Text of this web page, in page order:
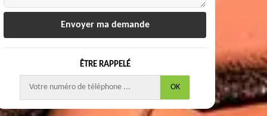
ÊTRE RAPPELÉ